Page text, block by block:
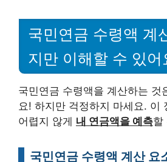
국민연금 수령액 계
지만 이해할 수 있어
국민연금 수령액을 계산하는 것
요! 하지만 걱정하지 마세요. 이
어렵지 않게 내 연금액을 예측할
국민연금 수령액 계산 요